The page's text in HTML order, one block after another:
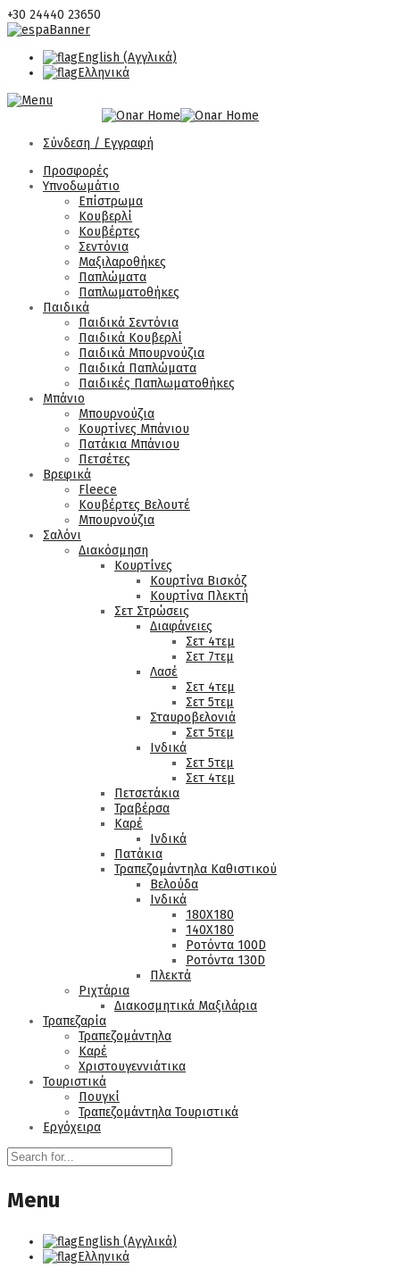
+30 24440 23650
English (Αγγλικά)
Ελληνικά
Σύνδεση / Εγγραφή
Προσφορές
Υπνοδωμάτιο
Επίστρωμα
Κουβερλί
Κουβέρτες
Σεντόνια
Μαξιλαροθήκες
Παπλώματα
Παπλωματοθήκες
Παιδικά
Παιδικά Σεντόνια
Παιδικά Κουβερλί
Παιδικά Μπουρνούζια
Παιδικά Παπλώματα
Παιδικές Παπλωματοθήκες
Μπάνιο
Μπουρνούζια
Κουρτίνες Μπάνιου
Πατάκια Μπάνιου
Πετσέτες
Βρεφικά
Fleece
Κουβέρτες Βελουτέ
Μπουρνούζια
Σαλόνι
Διακόσμηση
Κουρτίνες
Κουρτίνα Βισκόζ
Κουρτίνα Πλεκτή
Σετ Στρώσεις
Διαφάνειες
Σετ 4τεμ
Σετ 7τεμ
Λασέ
Σετ 4τεμ
Σετ 5τεμ
Σταυροβελονιά
Σετ 5τεμ
Ινδικά
Σετ 5τεμ
Σετ 4τεμ
Πετσετάκια
Τραβέρσα
Καρέ
Ινδικά
Πατάκια
Τραπεζομάντηλα Καθιστικού
Βελούδα
Ινδικά
180Χ180
140Χ180
Ροτόντα 100D
Ροτόντα 130D
Πλεκτά
Ριχτάρια
Διακοσμητικά Μαξιλάρια
Τραπεζαρία
Τραπεζομάντηλα
Καρέ
Χριστουγεννιάτικα
Τουριστικά
Πουγκί
Τραπεζομάντηλα Τουριστικά
Εργόχειρα
Menu
English (Αγγλικά)
Ελληνικά